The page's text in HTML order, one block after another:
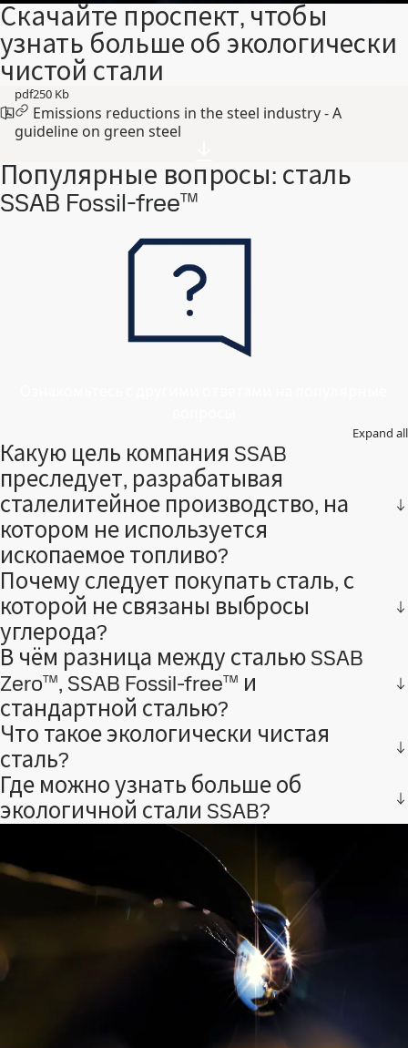
Скачайте проспект, чтобы
узнать больше об экологически
чистой стали
pdf250 Kb
Emissions reductions in the steel industry - A
guideline on green steel
Expand all
Какую цель компания SSAB
преследует, разрабатывая
сталелитейное производство, на
котором не используется
ископаемое топливо?
Почему следует покупать сталь, с
которой не связаны выбросы
углерода?
В чём разница между сталью SSAB
Zero™, SSAB Fossil-free™ и
стандартной сталью?
Что такое экологически чистая
сталь?
Где можно узнать больше об
экологичной стали SSAB?
Популярные вопросы: сталь
SSAB Fossil-free™